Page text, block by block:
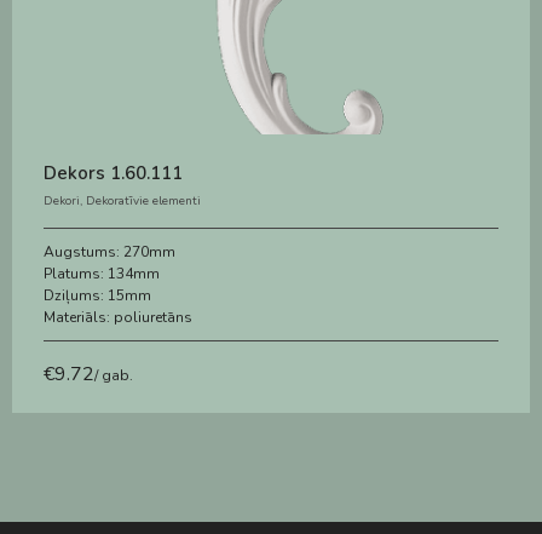
Dekors 1.60.111
Dekori, Dekoratīvie elementi
Augstums: 270mm
Platums: 134mm
Dziļums: 15mm
Materiāls: poliuretāns
€9.72/ gab.